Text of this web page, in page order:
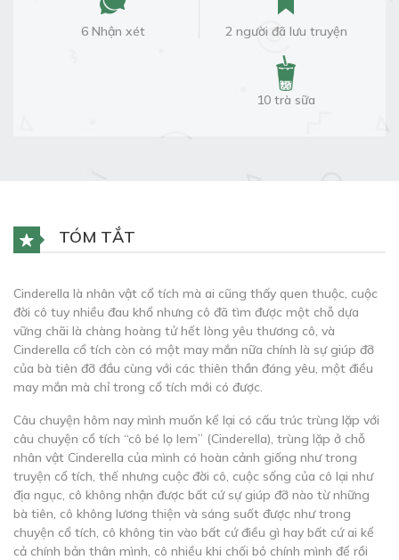
6 Nhận xét 2 người đã lưu truyện
10 trà sữa
TÓM TẮT
Cinderella là nhân vật cổ tích mà ai cũng thấy quen thuộc, cuộc
đời cô tuy nhiều đau khổ nhưng cô đã tìm được một chỗ dựa
vững chãi là chàng hoàng tử hết lòng yêu thương cô, và
Cinderella cổ tích còn có một may mắn nữa chính là sự giúp đỡ
của bà tiên đỡ đầu cùng với các thiên thần đáng yêu, một điều
may mắn mà chỉ trong cổ tích mới có được.
Câu chuyện hôm nay mình muốn kể lại có cấu trúc trùng lặp với
câu chuyện cổ tích “cô bé lọ lem” (Cinderella), trùng lặp ở chỗ
nhân vật Cinderella của mình có hoàn cảnh giống như trong
truyện cổ tích, thế nhưng cuộc đời cô, cuộc sống của cô lại như
địa ngục, cô không nhận được bất cứ sự giúp đỡ nào từ những
bà tiên, cô không lương thiện và sáng suốt được như trong
chuyện cổ tích, cô không tin vào bất cứ điều gì hay bất cứ ai kể
cả chính bản thân mình, cô nhiều khi chối bỏ chính mình để rồi